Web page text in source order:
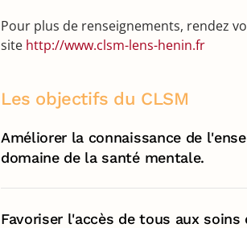
Pour plus de renseignements, rendez
site http://www.clsm-lens-henin.fr
Les objectifs du CLSM
Améliorer la connaissance de
domaine de la santé mentale.
Favoriser l'accès de tous aux